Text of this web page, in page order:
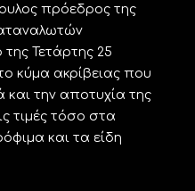
πρόεδρος της
της Τετάρτης 25
κύμα ακρίβειας που
την αποτυχία της
τιμές τόσο στα
και τα είδη